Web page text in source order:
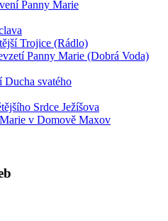
Panny Marie
Trojice (Rádlo)
Panny Marie (Dobrá Voda)
Ducha svatého
Srdce Ježíšova
v Domově Maxov